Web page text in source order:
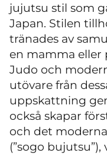
jujutsu stil som
Japan. Stilen
tränades av
en mamma eller
Judo och
utövare från
uppskattning
också skapar
och det
(”sogo